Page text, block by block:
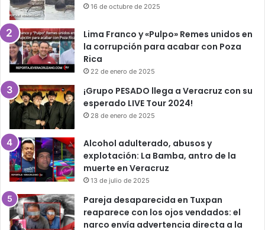
16 de octubre de 2025
Lima Franco y «Pulpo» Remes unidos en
la corrupción para acabar con Poza
Rica
22 de enero de 2025
¡Grupo PESADO llega a Veracruz con su
esperado LIVE Tour 2024!
28 de enero de 2025
Alcohol adulterado, abusos y
explotación: La Bamba, antro de la
muerte en Veracruz
13 de julio de 2025
Pareja desaparecida en Tuxpan
reaparece con los ojos vendados: el
narco envía advertencia directa a la